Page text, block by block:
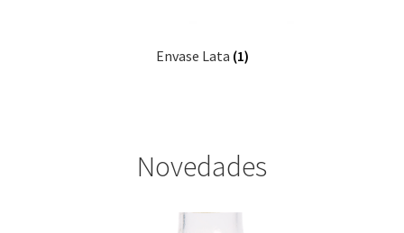
Envase Lata (1)
Novedades